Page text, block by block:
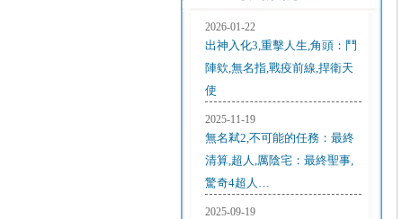
2026-01-22
出神入化3,重擊人生,角頭：鬥
陣欸,無名指,戰疫前線,捍衛天
使
2025-11-19
無名弒2,不可能的任務：最終
清算,超人,厲陰宅：最終聖事,
驚奇4超人…
2025-09-19